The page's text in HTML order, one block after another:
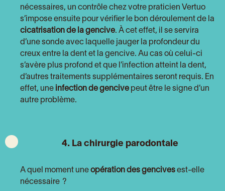
nécessaires, un contrôle chez votre praticien Vertuo
s’impose ensuite pour vérifier le bon déroulement de la
cicatrisation de la gencive. À cet effet, il se servira
d’une sonde avec laquelle jauger la profondeur du
creux entre la dent et la gencive. Au cas où celui-ci
s’avère plus profond et que l’infection atteint la dent,
d’autres traitements supplémentaires seront requis. En
effet, une infection de gencive peut être le signe d’un
autre problème.
4. La chirurgie parodontale
A quel moment une opération des gencives est-elle
nécessaire ?